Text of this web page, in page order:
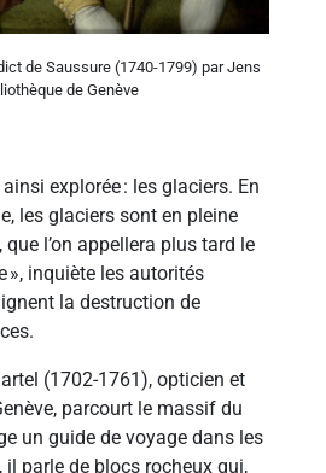
de Saussure (1740-1799) par Jens
de Genève
explorée : les glaciers. En
les glaciers sont en pleine
que l’on appellera plus tard le
», inquiète les autorités
la destruction de
(1702-1761), opticien et
parcourt le massif du
un guide de voyage dans les
il parle de blocs rocheux qui,